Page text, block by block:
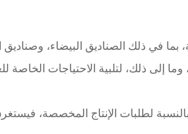
في ذلك الصناديق البيضاء، وصناديق